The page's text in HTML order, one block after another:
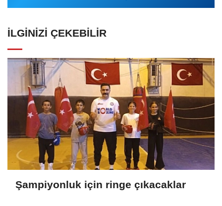
İLGINIZI ÇEKEBILIR
Şampiyonluk için ringe çıkacaklar